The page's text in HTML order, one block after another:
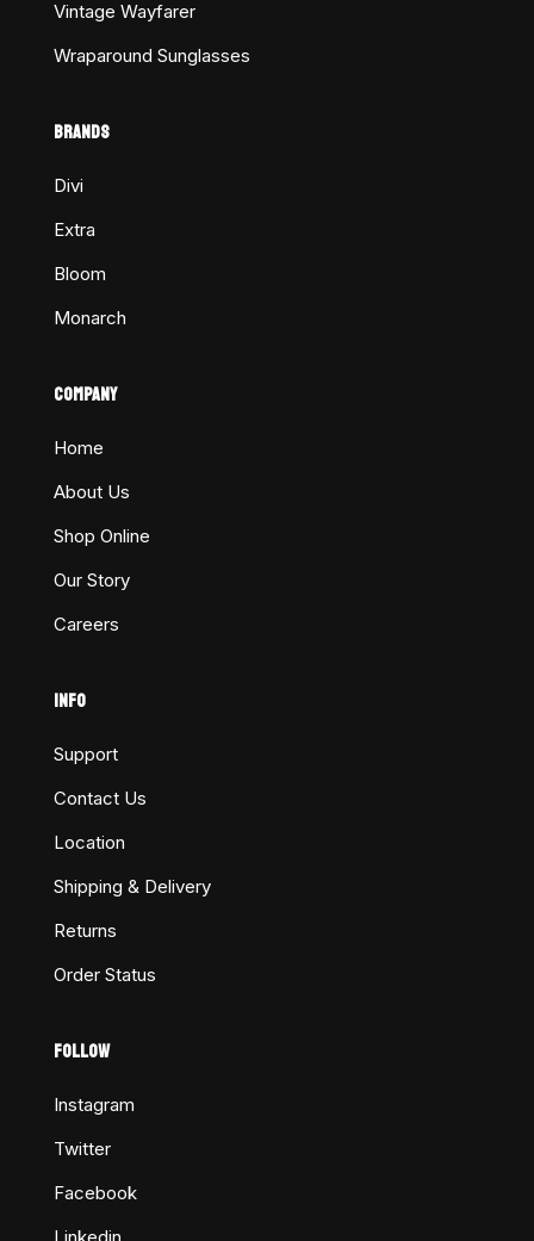
Vintage Wayfarer
Wraparound Sunglasses
BRANDS
Divi
Extra
Bloom
Monarch
COMPANY
Home
About Us
Shop Online
Our Story
Careers
INFO
Support
Contact Us
Location
Shipping & Delivery
Returns
Order Status
FOLLOW
Instagram
Twitter
Facebook
Linkedin